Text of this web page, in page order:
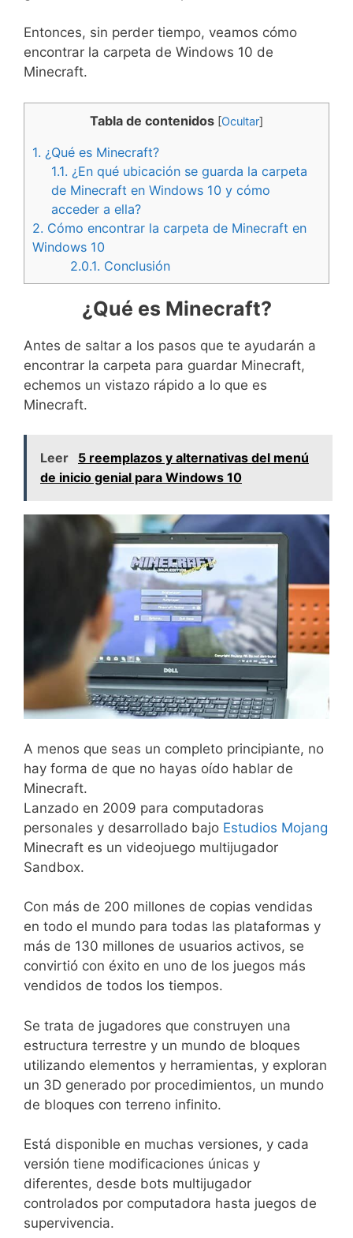
Entonces, sin perder tiempo, veamos cómo
encontrar la carpeta de Windows 10 de
Minecraft.
Tabla de contenidos [Ocultar]
1. ¿Qué es Minecraft?
1.1. ¿En qué ubicación se guarda la carpeta
de Minecraft en Windows 10 y cómo
acceder a ella?
2. Cómo encontrar la carpeta de Minecraft en
Windows 10
2.0.1. Conclusión
¿Qué es Minecraft?
Antes de saltar a los pasos que te ayudarán a
encontrar la carpeta para guardar Minecraft,
echemos un vistazo rápido a lo que es
Minecraft.
Leer
5 reemplazos y alternativas del menú
de inicio genial para Windows 10
A menos que seas un completo principiante, no
hay forma de que no hayas oído hablar de
Minecraft.
Lanzado en 2009 para computadoras
personales y desarrollado bajo Estudios Mojang
Minecraft es un videojuego multijugador
Sandbox.
Con más de 200 millones de copias vendidas
en todo el mundo para todas las plataformas y
más de 130 millones de usuarios activos, se
convirtió con éxito en uno de los juegos más
vendidos de todos los tiempos.
Se trata de jugadores que construyen una
estructura terrestre y un mundo de bloques
utilizando elementos y herramientas, y exploran
un 3D generado por procedimientos, un mundo
de bloques con terreno infinito.
Está disponible en muchas versiones, y cada
versión tiene modificaciones únicas y
diferentes, desde bots multijugador
controlados por computadora hasta juegos de
supervivencia.